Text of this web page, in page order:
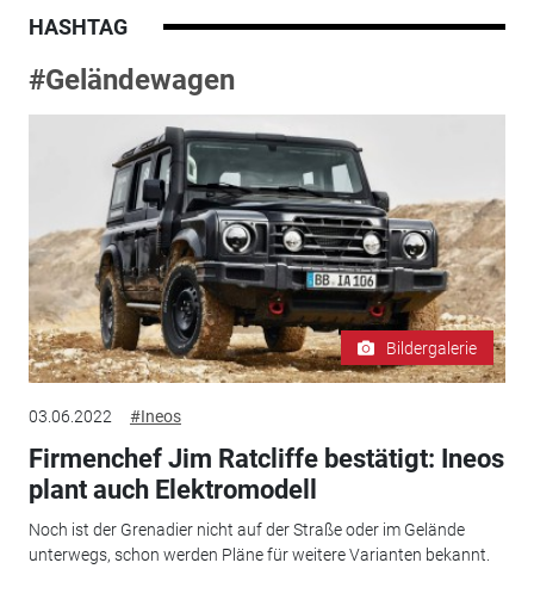
HASHTAG
#Geländewagen
Bildergalerie
03.06.2022 #Ineos
Firmenchef Jim Ratcliffe bestätigt: Ineos
plant auch Elektromodell
Noch ist der Grenadier nicht auf der Straße oder im Gelände
unterwegs, schon werden Pläne für weitere Varianten bekannt.